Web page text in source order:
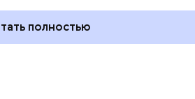
полностью